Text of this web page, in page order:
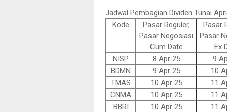
Jadwal Pembagian Dividen Tunai
Kode
Pasar Reguler,
Pasar Negosiasi
Cum Date
Pasar
Pasar
Ex
NISP 8 Apr 25 9
BDMN
9 Apr 25 10
TMAS
10 Apr 25 11
CNMA
10 Apr 25 11
BBRI
10 Apr 25 11